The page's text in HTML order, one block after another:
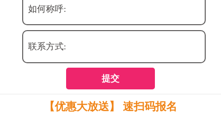
如何称呼:
联系方式:
提交
【优惠大放送】 速扫码报名